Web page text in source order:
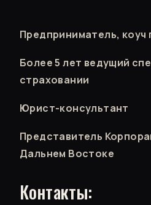
Предприниматель,
Более 5 лет ведущий
страховании
Юрист-консультант
Представитель
Дальнем Востоке
Контакты: